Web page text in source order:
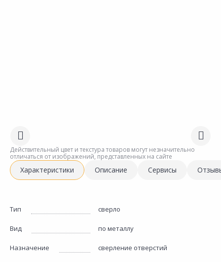
Действительный цвет и текстура товаров могут незначительно
отличаться от изображений, представленных на сайте
Характеристики Описание Сервисы
Тип сверло
Вид по металлу
Назначение сверление отверстий